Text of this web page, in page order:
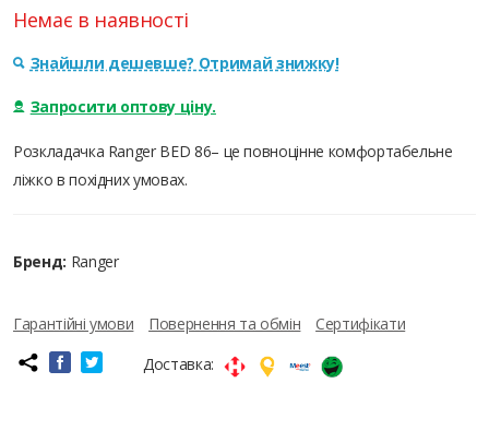
Немає в наявності
Знайшли дешевше? Отримай знижку!
Запросити оптову ціну.
Розкладачка Ranger BED 86– це повноцінне комфортабельне
ліжко в похідних умовах.
Бренд: Ranger
Гарантійні умови Повернення та обмін
Сертифікати
Доставка: